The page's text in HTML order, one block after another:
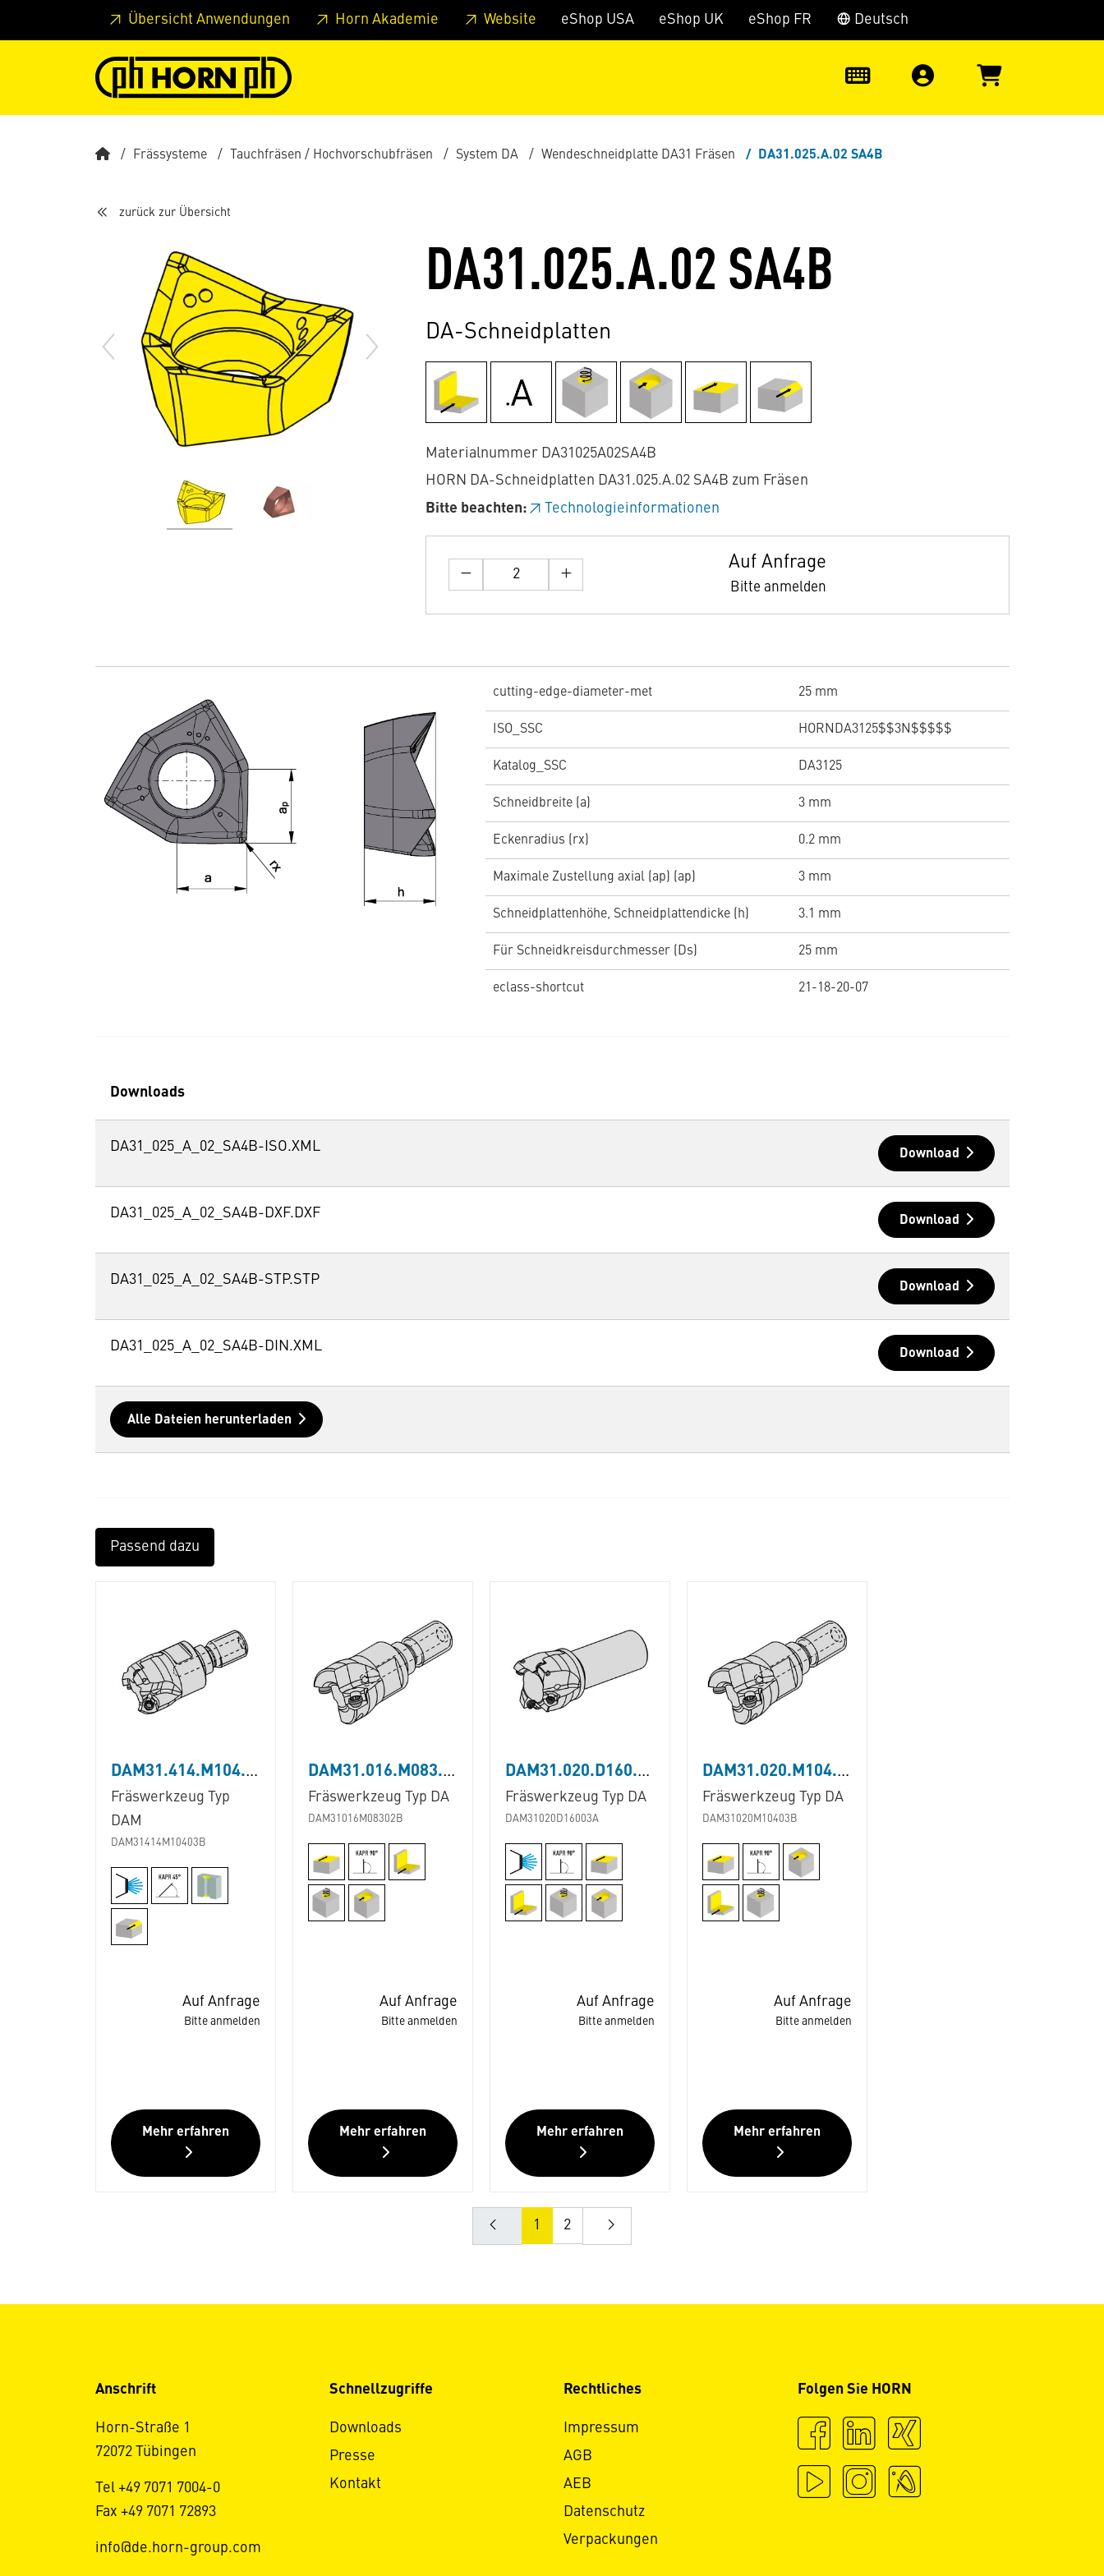
Springe zu Hauptinhalt Springe zum Header Springe zum Footer Springe zum Hauptmenu Springe zur Suche
Übersicht Anwendungen Horn Akademie Website eShop USA eShop UK eShop FR Deutsch
Frässysteme Tauchfräsen / Hochvorschubfräsen System DA Wendeschneidplatte DA31 Fräsen DA31.025.A.02 SA4B
zurück zur Übersicht
DA31.025.A.02 SA4B
DA-Schneidplatten
Materialnummer DA31025A02SA4B
HORN DA-Schneidplatten DA31.025.A.02 SA4B zum Fräsen
Bitte beachten:
Technologieinformationen
Auf Anfrage
Bitte anmelden
cutting-edge-diameter-met 25 mm
ISO_SSC HORNDA3125$$3N$$$$$
Katalog_SSC DA3125
Schneidbreite (a) 3 mm
Eckenradius (rx) 0.2 mm
Maximale Zustellung axial (ap) (ap) 3 mm
Schneidplattenhöhe, Schneidplattendicke (h) 3.1 mm
Für Schneidkreisdurchmesser (Ds) 25 mm
eclass-shortcut 21-18-20-07
Downloads
DA31_025_A_02_SA4B-ISO.XML Download
DA31_025_A_02_SA4B-DXF.DXF Download
DA31_025_A_02_SA4B-STP.STP Download
DA31_025_A_02_SA4B-DIN.XML Download
Alle Dateien herunterladen
Passend dazu
DAM31.414.M104.03B
Fräswerkzeug Typ
DAM
DAM31414M10403B
Auf Anfrage
Bitte anmelden
Mehr erfahren
DAM31.016.M083.02B
Fräswerkzeug Typ DA
DAM31016M08302B
Auf Anfrage
Bitte anmelden
Mehr erfahren
DAM31.020.D160.03A
Fräswerkzeug Typ DA
DAM31020D16003A
Auf Anfrage
Bitte anmelden
Mehr erfahren
DAM31.020.M104.03B
Fräswerkzeug Typ DA
DAM31020M10403B
Auf Anfrage
Bitte anmelden
Mehr erfahren
1 2
Anschrift
Horn-Straße 1
72072 Tübingen
Tel +49 7071 7004-0
Fax +49 7071 72893
info@de.horn-group.com
Schnellzugriffe
Downloads
Presse
Kontakt
Rechtliches
Impressum
AGB
AEB
Datenschutz
Verpackungen
Folgen Sie HORN